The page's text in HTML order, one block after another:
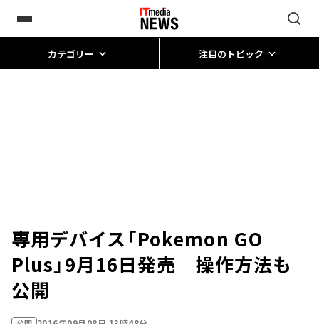
カテゴリー 注目のトピック
専用デバイス「Pokemon GO
Plus」9月16日発売 操作方法も
公開